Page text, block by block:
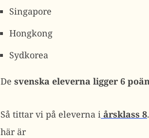
Singapore
Hongkong
Sydkorea
De svenska eleverna ligger 6
Så tittar vi på eleverna i årsklass 8
här är